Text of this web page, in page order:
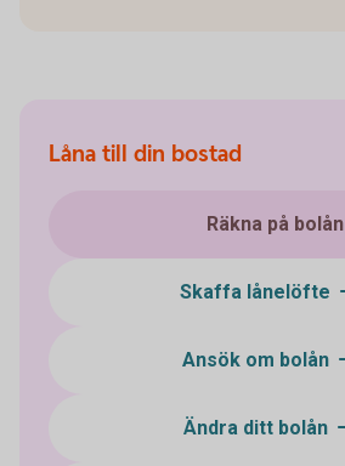
Låna till din bostad
Räkna på bolån
Skaffa lånelöfte
Ansök om bolån
Ändra ditt bolån